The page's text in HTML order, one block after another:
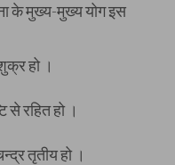
के मुख्य-मुख्य योग इस
हो ।
से रहित हो ।
तृतीय हो ।